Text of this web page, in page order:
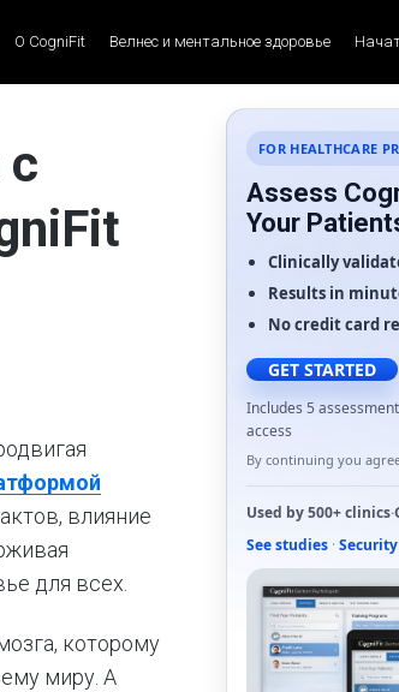
О CogniFit Велнес и ментальное здоровье
влияние
для всех.
которому
миру. А
FOR HEALTHCARE
Assess
Your
Clinically
Results in
No credit card
GET STARTED
Includes 5
access
By continuing you
Used by500+ clinics·
See studies · Security